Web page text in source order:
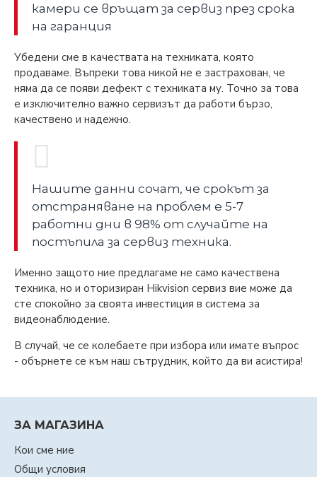
камери се връщат за сервиз през срока
на гаранция
Убедени сме в качествата на техниката, която
продаваме. Въпреки това никой не е застрахован, че
няма да се появи дефект с техниката му. Точно за това
е изключително важно сервизът да работи бързо,
качествено и надежно.
Нашите данни сочат, че срокът за
отстраняване на проблем е 5-7
работни дни в 98% от случайте на
постъпила за сервиз техника.
Именно защото ние предлагаме не само качествена
техника, но и оторизиран Hikvision сервиз вие може да
сте спокойно за своята инвестиция в система за
видеонаблюдение.
В случай, че се колебаете при избора или имате въпрос
- обърнете се към наш сътрудник, който да ви асистира!
ЗА МАГАЗИНА
Кои сме ние
Общи условия